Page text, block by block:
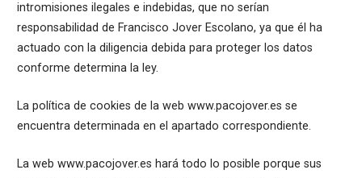
intromisiones ilegales e indebidas, que no serían
responsabilidad de Francisco Jover Escolano, ya que él ha
actuado con la diligencia debida para proteger los datos
conforme determina la ley.
La política de cookies de la web www.pacojover.es se
encuentra determinada en el apartado correspondiente.
La web www.pacojover.es hará todo lo posible porque sus